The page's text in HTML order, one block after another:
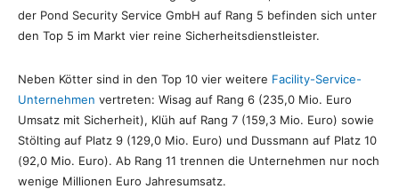
der Pond Security Service GmbH auf Rang 5 befinden sich unter
den Top 5 im Markt vier reine Sicherheitsdienstleister.
Neben Kötter sind in den Top 10 vier weitere Facility-Service-
Unternehmen vertreten: Wisag auf Rang 6 (235,0 Mio. Euro
Umsatz mit Sicherheit), Klüh auf Rang 7 (159,3 Mio. Euro) sowie
Stölting auf Platz 9 (129,0 Mio. Euro) und Dussmann auf Platz 10
(92,0 Mio. Euro). Ab Rang 11 trennen die Unternehmen nur noch
wenige Millionen Euro Jahresumsatz.